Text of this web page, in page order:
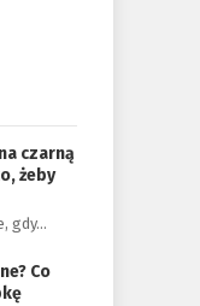
czarną
żeby
gdy…
Co